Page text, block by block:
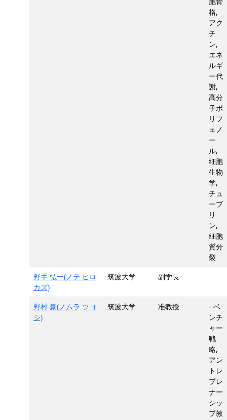
格,
アク
チ
ン,
エネ
ルギ
ー代
謝,
高分
子ポ
リフ
ェノ
ー
ル,
細胞
生物
学,
チュ
ーブ
リ
ン,
細胞
質分
裂
野手 弘一(ノテ ヒロ
カズ)
筑波大学 副学長
野村 豪(ノムラ ツヨ
シ)
筑波大学 准教授
- ベ
ンチ
ャー
戦
略,
アン
トレ
プレ
ナー
シッ
プ教